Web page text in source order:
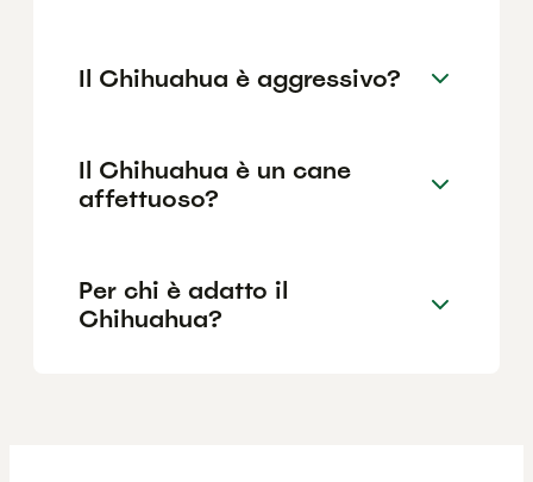
Il Chihuahua è aggressivo?
Il Chihuahua è un cane
affettuoso?
Per chi è adatto il
Chihuahua?